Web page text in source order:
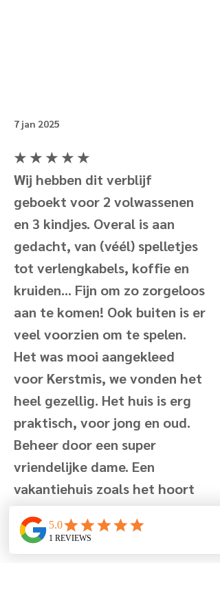
7 jan 2025
★ ★ ★ ★ ★
Wij hebben dit verblijf
geboekt voor 2 volwassenen
en 3 kindjes. Overal is aan
gedacht, van (véél) spelletjes
tot verlengkabels, koffie en
kruiden... Fijn om zo zorgeloos
aan te komen! Ook buiten is er
veel voorzien om te spelen.
Het was mooi aangekleed
voor Kerstmis, we vonden het
heel gezellig. Het huis is erg
praktisch, voor jong en oud.
Beheer door een super
vriendelijke dame. Een
vakantiehuis zoals het hoort
te zijn, maar nog net dat
ietsje meer. Bedankt! :)